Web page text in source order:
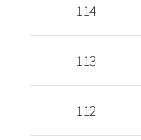
114
113
112